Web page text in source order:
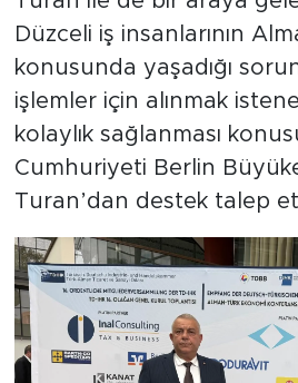
Düzceli iş insanlarının
konusunda yaşadığı
işlemler için alınmak
kolaylık sağlanması
Cumhuriyeti Berlin
Turan’dan destek talep